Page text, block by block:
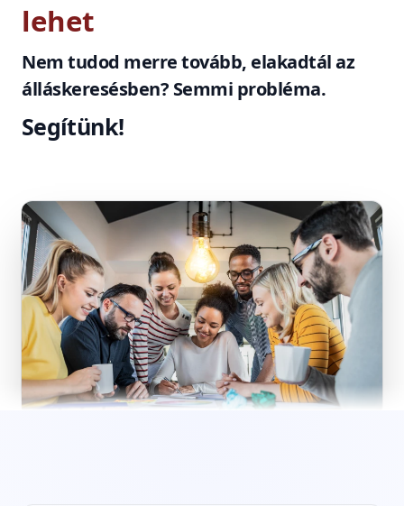
lehet
Nem tudod merre tovább, elakadtál az
álláskeresésben? Semmi probléma.
Segítünk!